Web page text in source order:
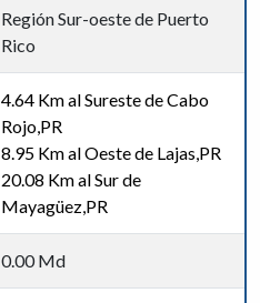
Región Sur-oeste de Puerto
Rico
4.64 Km al Sureste de Cabo
Rojo,PR
8.95 Km al Oeste de Lajas,PR
20.08 Km al Sur de
Mayagüez,PR
0.00 Md